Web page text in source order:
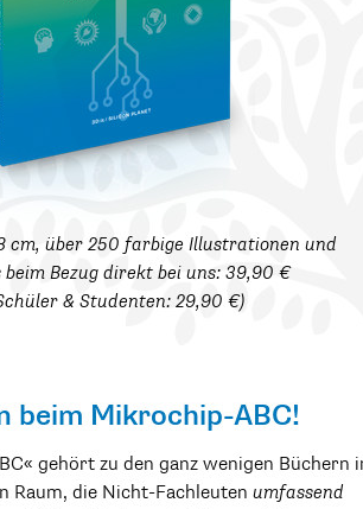
cm, über 250 farbige Illustrationen und
beim Bezug direkt bei uns: 39,90 €
& Studenten: 29,90 €)
beim Mikrochip-ABC!
gehört zu den ganz wenigen Büchern
Raum, die Nicht-Fachleuten umfassend